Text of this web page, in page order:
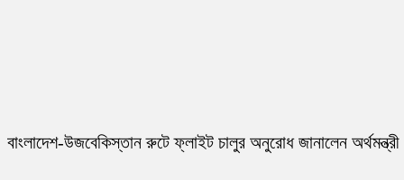
বাংলাদেশ-উজবেকিস্তান রুটে ফ্লাইট চালুর অনুরোধ জানালেন অর্থমন্ত্রী